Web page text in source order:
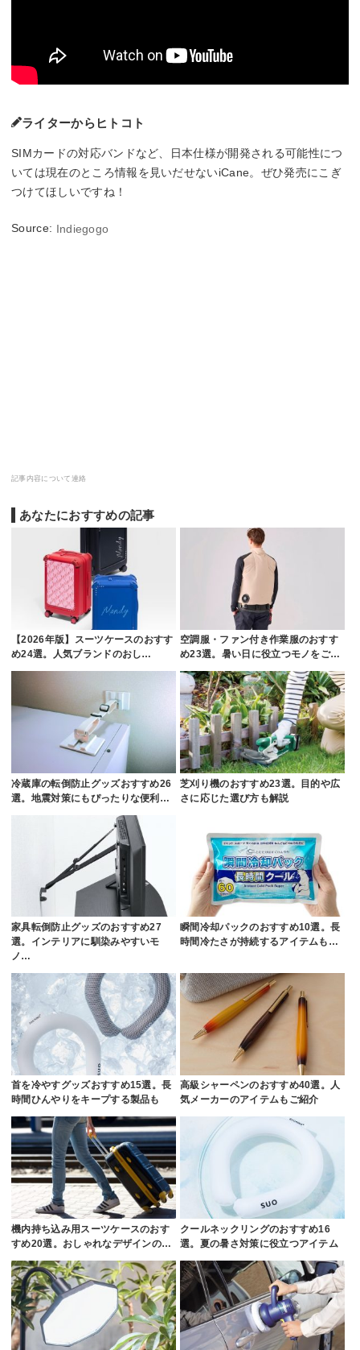
ライターからヒトコト
SIMカードの対応バンドなど、日本仕様が開発される可能性につ
いては現在のところ情報を見いだせないiCane。ぜひ発売にこぎ
つけてほしいですね！
Source: Indiegogo
記事内容について連絡
あなたにおすすめの記事
【2026年版】スーツケースのおすす
め24選。人気ブランドのおし…
空調服・ファン付き作業服のおすす
め23選。暑い日に役立つモノをご…
冷蔵庫の転倒防止グッズおすすめ26
選。地震対策にもぴったりな便利…
芝刈り機のおすすめ23選。目的や広
さに応じた選び方も解説
家具転倒防止グッズのおすすめ27
選。インテリアに馴染みやすいモ
ノ…
瞬間冷却パックのおすすめ10選。長
時間冷たさが持続するアイテムも…
首を冷やすグッズおすすめ15選。長
時間ひんやりをキープする製品も
高級シャーペンのおすすめ40選。人
気メーカーのアイテムもご紹介
機内持ち込み用スーツケースのおす
すめ20選。おしゃれなデザインの…
クールネックリングのおすすめ16
選。夏の暑さ対策に役立つアイテム